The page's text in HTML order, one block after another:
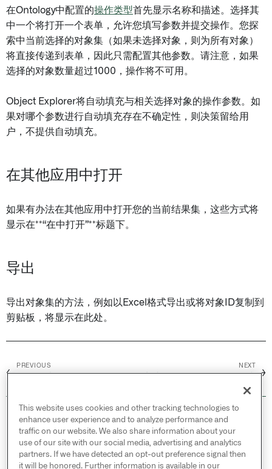
在Ontology中配置的操作类型首先显示名称和描述。选择其
中一个将打开一个表单，允许您填写参数并提交操作。您探
索中当前选择的对象集（如果未选择对象，则为所有对象）
将直接传递到表单，因此只需配置其他参数。请注意，如果
选择的对象数量超过1000，操作将不可用。
Object Explorer将自动填充与相关选择对象的操作参数。如
果对哪个参数进行自动填充存在不确定性，则决策留给用
户，不提供自动填充。
在其他应用中打开
如果有办法在其他应用中打开您的当前结果集，这些方式将
显示在**“在中打开”**标题下。
导出
导出对象集的方法，例如以Excel格式导出或将对象ID复制到
剪贴板，将显示在此处。
←
PREVIOUS NEXT
→
© 2026 Palantir Technologies Inc. All rights
reserved.
Cookies Statement ↗
Privacy Statement ↗
This website uses cookies and other tracking technologies to
enhance user experience and to analyze performance and
traffic on our website. We also share information about your
use of our site with our social media, advertising and analytics
partners. If we have detected an opt-out preference signal then
it will be honored. Further information is available in our